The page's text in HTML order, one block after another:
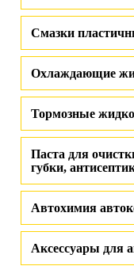
Смазки
Охлаждающие
Тормозные
Паста для
губки,
Автохимия
Аксессуары для